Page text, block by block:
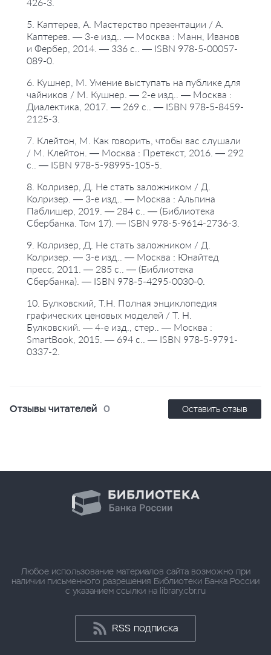
5. Каптерев, А. Мастерство презентации / А.
Каптерев. — 3-е изд.. — Москва : Манн, Иванов
и Фербер, 2014. — 336 с.. — ISBN 978-5-00057-
089-0.
6. Кушнер, М. Умение выступать на публике для
чайников / М. Кушнер. — 2-е изд.. — Москва :
Диалектика, 2017. — 269 с.. — ISBN 978-5-8459-
2125-3.
7. Клейтон, М. Как говорить, чтобы вас слушали
/ М. Клейтон. — Москва : Претекст, 2016. — 292
с.. — ISBN 978-5-98995-105-5.
8. Колризер, Д. Не стать заложником / Д.
Колризер. — 3-е изд.. — Москва : Альпина
Паблишер, 2019. — 284 с.. — (Библиотека
Сбербанка. Том 17). — ISBN 978-5-9614-2736-3.
9. Колризер, Д. Не стать заложником / Д.
Колризер. — 3-е изд.. — Москва : Юнайтед
пресс, 2011. — 285 с.. — (Библиотека
Сбербанка). — ISBN 978-5-4295-0030-0.
10. Булковский, Т.Н. Полная энциклопедия
графических ценовых моделей / Т. Н.
Булковский. — 4-е изд., стер.. — Москва :
SmartBook, 2015. — 694 с.. — ISBN 978-5-9791-
0337-2.
Отзывы читателей 0 Оставить отзыв
Любое использование материалов сайта возможно при
наличии письменного разрешения Библиотеки Банка России
с указанием ссылки на library.cbr.ru
RSS подписка